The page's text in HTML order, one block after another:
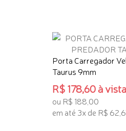
Porta Carregador
Taurus 9mm
R$ 178,60 à vista
ou R$ 188,00
em até 3x de R$